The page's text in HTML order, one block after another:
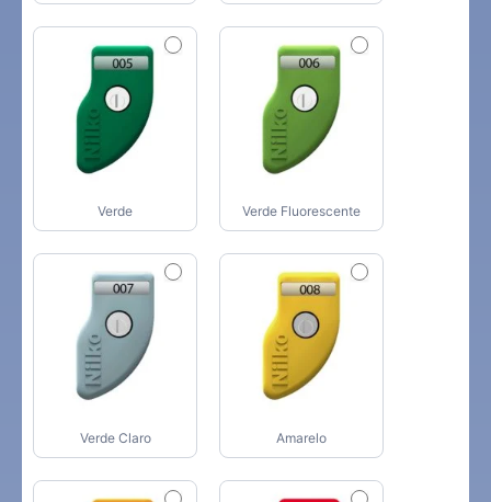
Verde Verde Fluorescente
Verde Claro Amarelo